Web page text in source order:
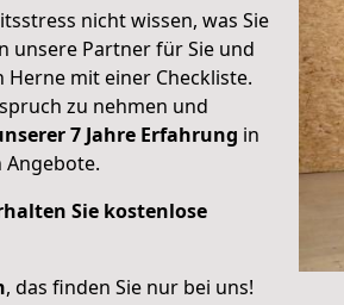
nicht wissen, was Sie
unsere Partner für Sie und
Herne mit einer Checkliste.
zu nehmen und
7 Jahre Erfahrung in
Angebote.
Sie kostenlose
, das finden Sie nur bei uns!